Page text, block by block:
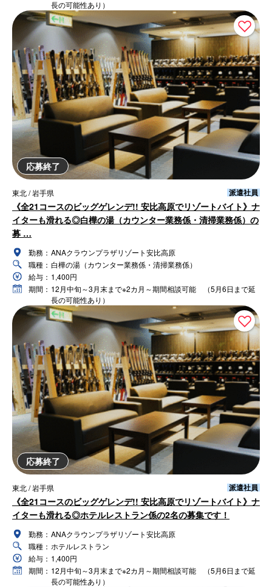
長の可能性あり）
応募終了
東北 / 岩手県 派遣社員
《全21コースのビッグゲレンデ!! 安比高原でリゾートバイト》ナ
イターも滑れる◎白樺の湯（カウンター業務係・清掃業務係）の
募 …
勤務： ANAクラウンプラザリゾート安比高原
職種： 白樺の湯（カウンター業務係・清掃業務係）
給与： 1,400円
期間： 12月中旬～3月末まで※2カ月～期間相談可能 （5月6日まで延
長の可能性あり）
応募終了
東北 / 岩手県 派遣社員
《全21コースのビッグゲレンデ!! 安比高原でリゾートバイト》ナ
イターも滑れる◎ホテルレストラン係の2名の募集です！
勤務： ANAクラウンプラザリゾート安比高原
職種： ホテルレストラン
給与： 1,400円
期間： 12月中旬～3月末まで※2カ月～期間相談可能 （5月6日まで延
長の可能性あり）